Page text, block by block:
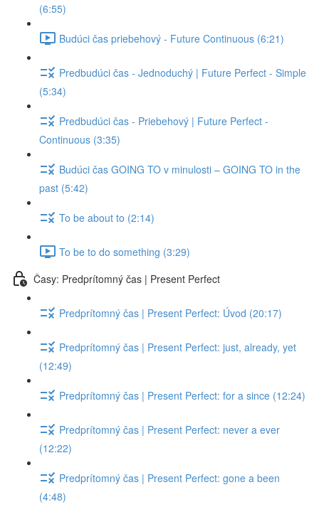
(6:55)
Budúci čas priebehový - Future Continuous (6:21)
Predbudúci čas - Jednoduchý | Future Perfect - Simple
(5:34)
Predbudúci čas - Priebehový | Future Perfect -
Continuous (3:35)
Budúci čas GOING TO v minulosti – GOING TO in the
past (5:42)
To be about to (2:14)
To be to do something (3:29)
Časy: Predprítomný čas | Present Perfect
Predprítomný čas | Present Perfect: Úvod (20:17)
Predprítomný čas | Present Perfect: just, already, yet
(12:49)
Predprítomný čas | Present Perfect: for a since (12:24)
Predprítomný čas | Present Perfect: never a ever
(12:22)
Predprítomný čas | Present Perfect: gone a been
(4:48)